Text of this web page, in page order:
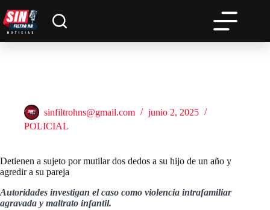
al
contenido
sinfiltrohns@gmail.com
junio 2, 2025
POLICIAL
Detienen a sujeto por mutilar dos dedos a su hijo de un año y
agredir a su pareja
Autoridades investigan el caso como violencia intrafamiliar
agravada y maltrato infantil.